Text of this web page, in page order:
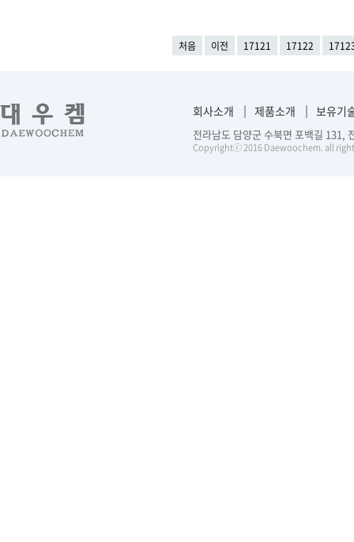
처음 이전 17121 17122
회사소개 제품소개 보유기
전라남도 담양군 수북면 포백길
Copyrightⓒ 2016 Daewoochem. all